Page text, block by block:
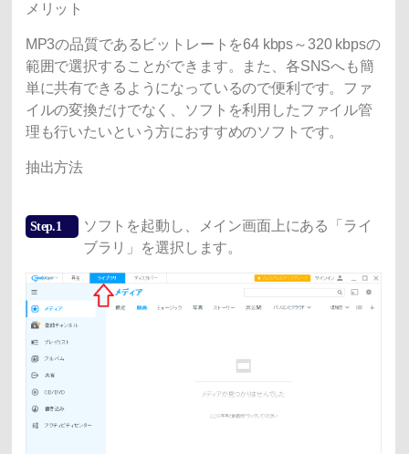
メリット
MP3の品質であるビットレートを64 kbps～320 kbpsの
範囲で選択することができます。また、各SNSへも簡
単に共有できるようになっているので便利です。ファ
イルの変換だけでなく、ソフトを利用したファイル管
理も行いたいという方におすすめのソフトです。
抽出方法
Step.1
ソフトを起動し、メイン画面上にある「ライ
ブラリ」を選択します。